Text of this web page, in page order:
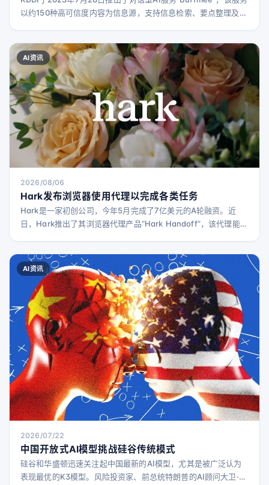
以约150种高可信度内容为信息源，支持信息检索、要点整理及个
AI资讯
2026/08/06
Hark发布浏览器使用代理以完成各类任务
Hark是一家初创公司，今年5月完成了7亿美元的A轮融资。近
日，Hark推出了其浏览器代理产品“Hark Handoff”，该代理能够
和LinkedIn。Handoff代理通过分析网站结构和视觉信息，判断
是否需要点击按钮或输入信息。 这一理念类似于此前推出的
AI资讯
2026/07/22
中国开放式AI模型挑战硅谷传统模式
硅谷和华盛顿迅速关注起中国最新的AI模型，尤其是被广泛认为
表现最优的K3模型。风险投资家、前总统特朗普的AI顾问大卫·萨